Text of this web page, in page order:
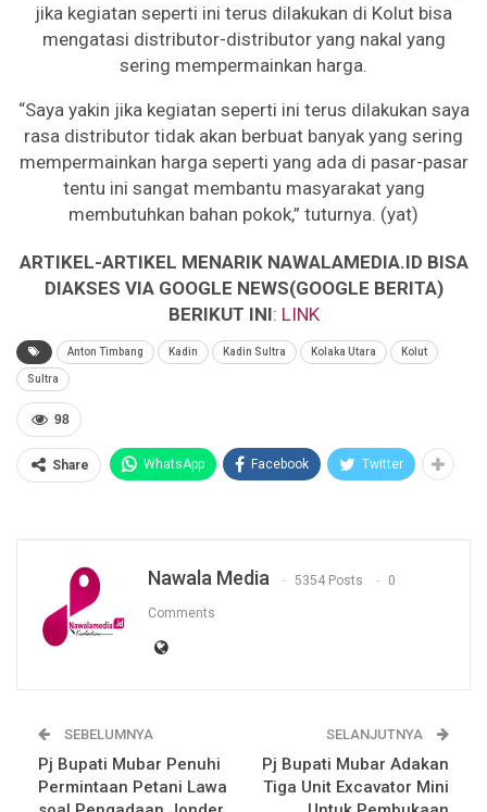
jika kegiatan seperti ini terus dilakukan di Kolut bisa
mengatasi distributor-distributor yang nakal yang
sering mempermainkan harga.
“Saya yakin jika kegiatan seperti ini terus dilakukan saya
rasa distributor tidak akan berbuat banyak yang sering
mempermainkan harga seperti yang ada di pasar-pasar
tentu ini sangat membantu masyarakat yang
membutuhkan bahan pokok,” tuturnya. (yat)
ARTIKEL-ARTIKEL MENARIK NAWALAMEDIA.ID BISA
DIAKSES VIA GOOGLE NEWS(GOOGLE BERITA)
BERIKUT INI: LINK
Anton Timbang Kadin Kadin Sultra Kolaka Utara Kolut
Sultra
98
Share WhatsApp Facebook Twitter
Nawala Media 5354 Posts 0
Comments
SEBELUMNYA
Pj Bupati Mubar Penuhi
Permintaan Petani Lawa
SELANJUTNYA
Pj Bupati Mubar Adakan
Tiga Unit Excavator Mini